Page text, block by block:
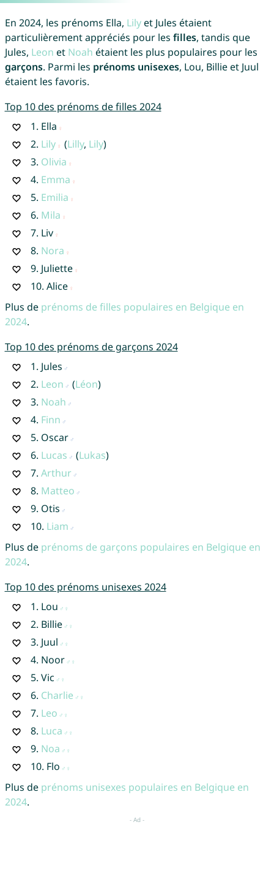
En 2024, les prénoms Ella, Lilyet Jules étaient
particulièrement appréciés pour les filles, tandis que
Jules, Leon et Noah étaient les plus populaires pour les
garçons. Parmi les prénoms unisexes, Lou, Billie et Juul
étaient les favoris.
Top 10 des prénoms de filles 2024
1. Ella
2. Lily (Lilly, Lily)
3. Olivia
4. Emma
5. Emilia
6. Mila
7. Liv
8. Nora
9. Juliette
10. Alice
Plus de prénoms de filles populaires en Belgique en
2024.
Top 10 des prénoms de garçons 2024
1. Jules
2. Leon (Léon)
3. Noah
4. Finn
5. Oscar
6. Lucas (Lukas)
7. Arthur
8. Matteo
9. Otis
10. Liam
Plus de prénoms de garçons populaires en Belgique en
2024.
Top 10 des prénoms unisexes 2024
1. Lou
2. Billie
3. Juul
4. Noor
5. Vic
6. Charlie
7. Leo
8. Luca
9. Noa
10. Flo
Plus de prénoms unisexes populaires en Belgique en
2024.